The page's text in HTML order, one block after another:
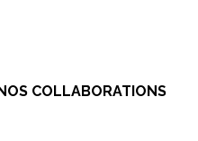
COLLABORATIONS